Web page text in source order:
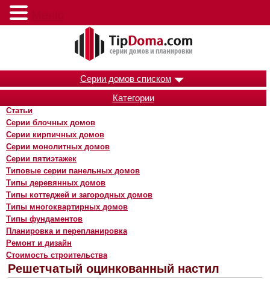
Серии домов списком
Категории
Статьи
Серии блочных домов
Серии кирпичных домов
Серии монолитных домов
Серии пятиэтажек
Типовые серии панельных домов
Типы деревянных домов
Типы коттеджей и загородных домов
Типы многоквартирных домов
Типы фундаментов
Планировка и перепланировка
Ремонт и дизайн
Стоимость строительства
Решетчатый оцинкованный настил